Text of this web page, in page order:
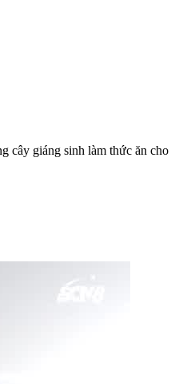
cây giáng sinh làm thức ăn cho